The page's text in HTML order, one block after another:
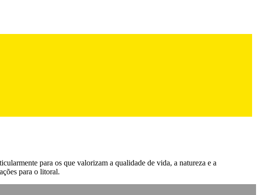
para os que valorizam a qualidade de vida, a natureza e a
para o litoral.